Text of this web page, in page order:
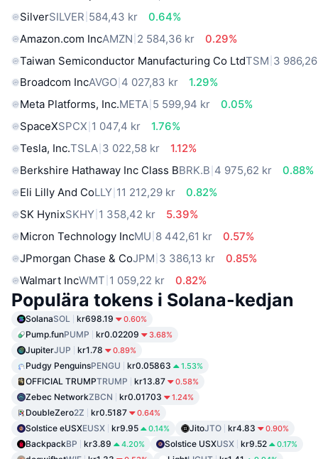
SilverSILVER 584,43 kr
0.64%
Amazon.com IncAMZN 2 584,36 kr
0.29%
Taiwan Semiconductor Manufacturing Co LtdTSM 3
Broadcom IncAVGO 4 027,83 kr
1.29%
Meta Platforms, Inc.META 5 599,94 kr
0.05%
SpaceXSPCX 1 047,4 kr
1.76%
Tesla, Inc.TSLA 3 022,58 kr
1.12%
Berkshire Hathaway Inc Class BBRK.B 4 975,62 kr
0.88%
Eli Lilly And CoLLY 11 212,29 kr
0.82%
SK HynixSKHY 1 358,42 kr
5.39%
Micron Technology IncMU 8 442,61 kr
0.57%
JPmorgan Chase & CoJPM 3 386,13 kr
0.85%
Walmart IncWMT 1 059,22 kr 0.82%
Populära tokens i Solana-kedjan
SolanaSOL kr698.19 0.60%
Pump.funPUMP kr0.02209 3.68%
JupiterJUP kr1.78 0.89%
Pudgy PenguinsPENGU kr0.05863 1.53%
OFFICIAL TRUMPTRUMP kr13.87 0.58%
Zebec NetworkZBCN kr0.01703 1.24%
DoubleZero2Z kr0.5187 0.64%
Solstice eUSXEUSX kr9.95 0.14% JitoJTO kr4.83 0.90%
BackpackBP kr3.89 4.20% Solstice USXUSX kr9.52 0.17%